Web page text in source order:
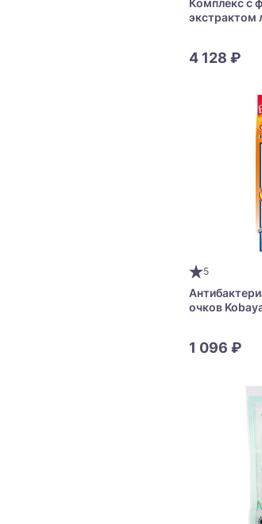
Комплекс с
экстрактом
4 128 ₽
5
очков
1 096 ₽